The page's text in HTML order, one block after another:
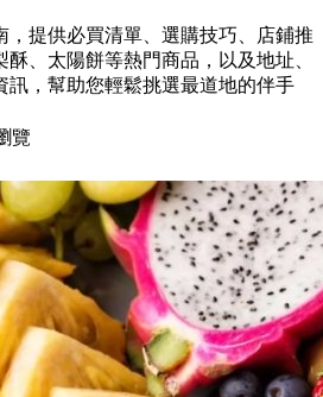
，提供必買清單、選購技巧、店鋪推
、太陽餅等熱門商品，以及地址、
訊，幫助您輕鬆挑選最道地的伴手
覽